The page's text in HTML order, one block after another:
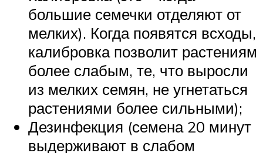
большие семечки отделяют от
мелких). Когда появятся всходы,
калибровка позволит растениям
более слабым, те, что выросли
из мелких семян, не угнетаться
растениями более сильными);
Дезинфекция (семена 20 минут
выдерживают в слабом